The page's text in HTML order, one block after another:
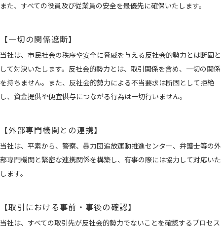
また、すべての役員及び従業員の安全を最優先に確保いたします。
【一切の関係遮断】
当社は、市民社会の秩序や安全に脅威を与える反社会的勢力とは断固と
して対決いたします。反社会的勢力とは、取引関係を含め、一切の関係
を持ちません。また、反社会的勢力による不当要求は断固として拒絶
し、資金提供や便宜供与につながる行為は一切行いません。
【外部専門機関との連携】
当社は、平素から、警察、暴力団追放運動推進センター、弁護士等の外
部専門機関と緊密な連携関係を構築し、有事の際には協力して対応いた
します。
【取引における事前・事後の確認】
当社は、すべての取引先が反社会的勢力でないことを確認するプロセス